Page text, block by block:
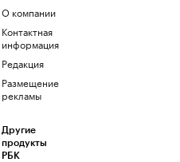
О компании
Контактная
информация
Редакция
Размещение
рекламы
Другие
продукты
РБК